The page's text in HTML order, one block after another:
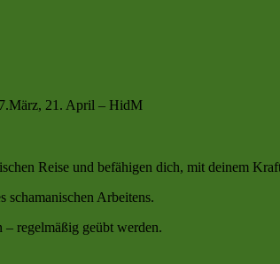
21. April – HidM
Reise und befähigen dich, mit deinem
schamanischen Arbeitens.
– regelmäßig geübt werden.